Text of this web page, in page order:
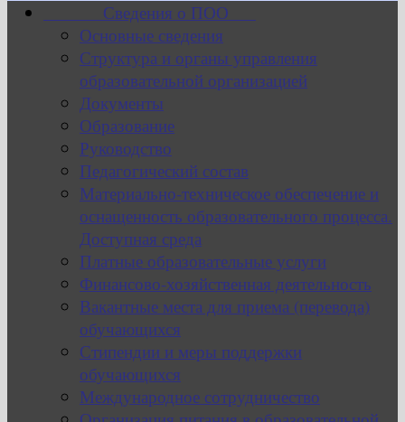
Сведения о ПОО
Основные сведения
Структура и органы управления
образовательной организацией
Документы
Образование
Руководство
Педагогический состав
Материально-техническое обеспечение и
оснащенность образовательного процесса.
Доступная среда
Платные образовательные услуги
Финансово-хозяйственная деятельность
Вакантные места для приема (перевода)
обучающихся
Стипендии и меры поддержки
обучающихся
Международное сотрудничество